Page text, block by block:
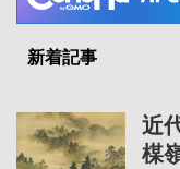
新着記事
近
楳